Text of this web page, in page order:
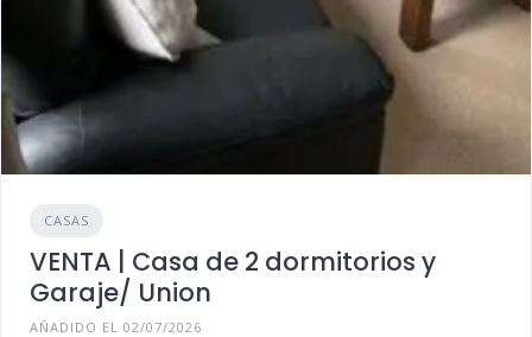
CASAS
VENTA | Casa de 2 dormitorios y
Garaje/ Union
AÑADIDO EL 02/07/2026